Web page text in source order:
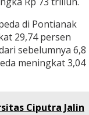
di Pontianak
29,74 persen
sebelumnya 6,8
meningkat 3,04
Ciputra Jalin